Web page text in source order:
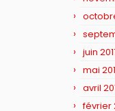
juin
mai
avril
février